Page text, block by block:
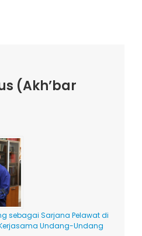
(Akh’bar
sebagai Sarjana Pelawat di
Undang-Undang